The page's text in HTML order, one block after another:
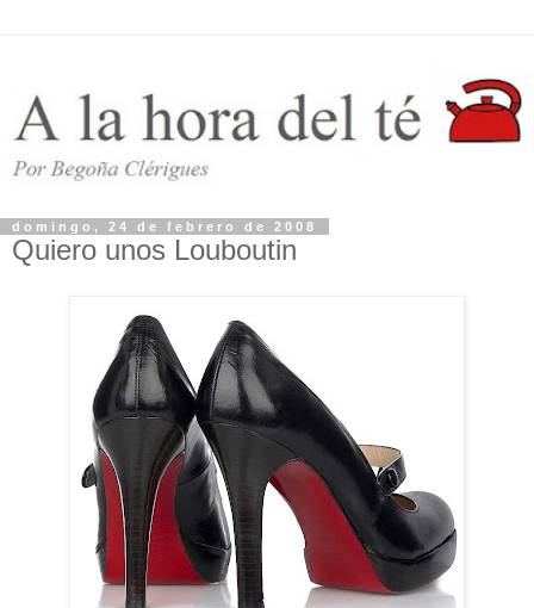
domingo, 24 de febrero de 2008
Quiero unos Louboutin